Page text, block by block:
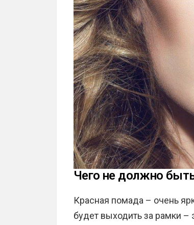
Чего не должно
Красная помада – очень
будет выходить за рамки –